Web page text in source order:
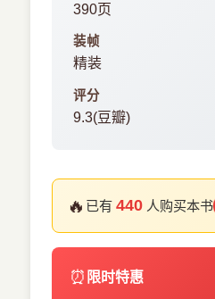
390页
装帧
精装
评分
9.3(豆瓣)
🔥 已有440 人购买本书
⏰ 限时特惠